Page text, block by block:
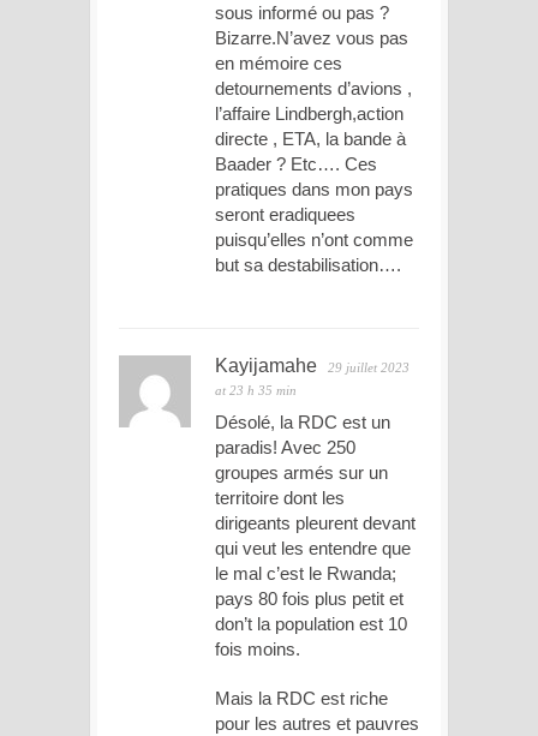
sous informé ou pas ?
Bizarre.N’avez vous pas
en mémoire ces
detournements d’avions ,
l’affaire Lindbergh,action
directe , ETA, la bande à
Baader ? Etc…. Ces
pratiques dans mon pays
seront eradiquees
puisqu’elles n’ont comme
but sa destabilisation….
Kayijamahe
29 juillet 2023
at 23 h 35 min
Désolé, la RDC est un
paradis! Avec 250
groupes armés sur un
territoire dont les
dirigeants pleurent devant
qui veut les entendre que
le mal c’est le Rwanda;
pays 80 fois plus petit et
don’t la population est 10
fois moins.
Mais la RDC est riche
pour les autres et pauvres